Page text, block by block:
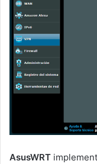
AsusWRT